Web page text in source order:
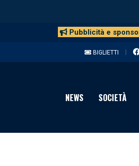
Pubblicità e
BIGLIETTI
NEWS SOCIETÀ